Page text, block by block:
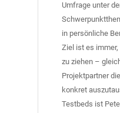
Umfrage unter
in persönliche
Ziel ist es
zu ziehen –
Projektpartner
konkret
Testbeds ist